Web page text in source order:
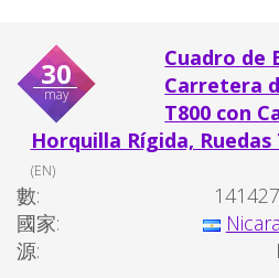
30
may
Cuadro de
Carretera
T800 con
Horquilla Rígida, Ruedas
(EN)
數:
國家:
源: